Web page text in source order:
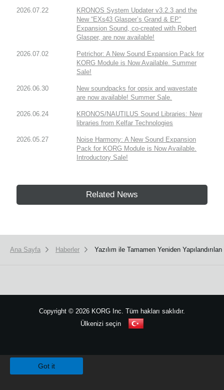
2026.07.22
KRONOS System Updater v3.2.3 and the
New “EXs43 Glasper’s Grand & EP”
Expansion Sound, co-created with Robert
Glasper, are now available!
2026.07.02
Petrichor: A New Sound Expansion Pack for
KORG Module is Now Available. Summer
Sale!
2026.06.30
New soundpacks for opsix and wavestate
are now available! Summer Sale.
2026.06.24
KRONOS/NAUTILUS Sound Libraries: New
libraries from Kelfar Technologies
2026.05.27
Noise Harmony: A New Sound Expansion
Pack for KORG Module is Now Available.
Introductory Sale!
Related News
Ana Sayfa Haberler Yazılım ile Tamamen Yeniden
Copyright © 2026 KORG Inc. Tüm hakları saklıdır.
Ülkenizi seçin
Got it